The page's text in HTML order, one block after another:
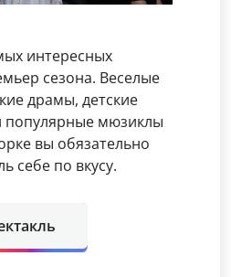
интересных
сезона. Веселые
драмы, детские
популярные мюзиклы
вы обязательно
себе по вкусу.